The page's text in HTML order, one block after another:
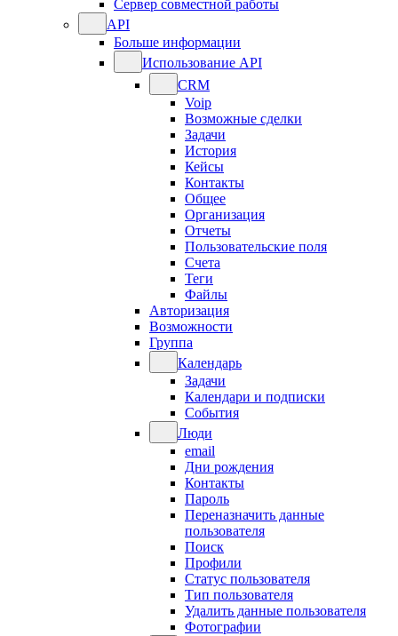
Сервер совместной работы
API
Больше информации
Использование API
CRM
Voip
Возможные сделки
Задачи
История
Кейсы
Контакты
Общее
Организация
Отчеты
Пользовательские поля
Счета
Теги
Файлы
Авторизация
Возможности
Группа
Календарь
Задачи
Календари и подписки
События
Люди
email
Дни рождения
Контакты
Пароль
Переназначить данные
пользователя
Поиск
Профили
Статус пользователя
Тип пользователя
Удалить данные пользователя
Фотографии